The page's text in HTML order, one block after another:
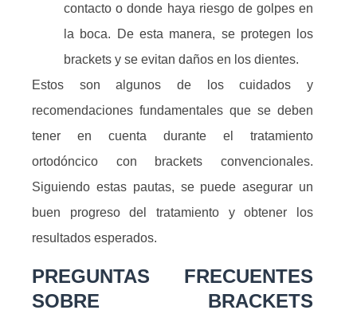
contacto o donde haya riesgo de golpes en
la boca. De esta manera, se protegen los
brackets y se evitan daños en los dientes.
Estos son algunos de los cuidados y
recomendaciones fundamentales que se deben
tener en cuenta durante el tratamiento
ortodóncico con brackets convencionales.
Siguiendo estas pautas, se puede asegurar un
buen progreso del tratamiento y obtener los
resultados esperados.
PREGUNTAS FRECUENTES
SOBRE BRACKETS